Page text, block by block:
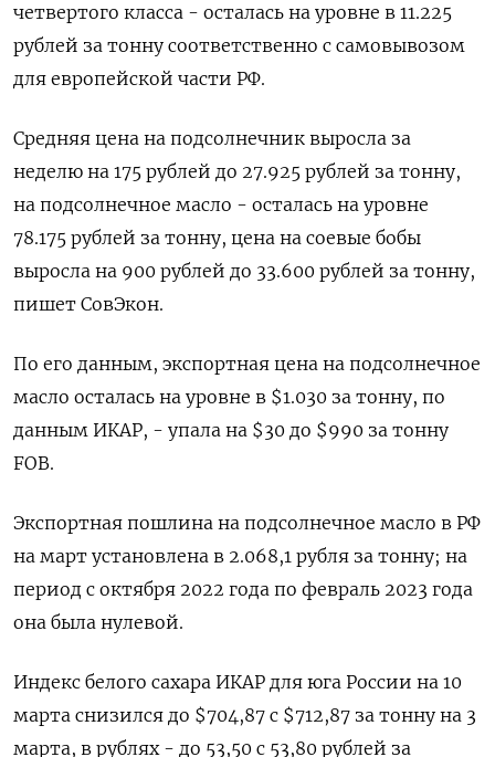
четвертого класса - осталась на уровне в 11.225
рублей за тонну соответственно с самовывозом
для европейской части РФ.
Средняя цена на подсолнечник выросла за
неделю на 175 рублей до 27.925 рублей за тонну,
на подсолнечное масло - осталась на уровне
78.175 рублей за тонну, цена на соевые бобы
выросла на 900 рублей до 33.600 рублей за тонну,
пишет СовЭкон.
По его данным, экспортная цена на подсолнечное
масло осталась на уровне в $1.030 за тонну, по
данным ИКАР, - упала на $30 до $990 за тонну
FOB.
Экспортная пошлина на подсолнечное масло в РФ
на март установлена в 2.068,1 рубля за тонну; на
период с октября 2022 года по февраль 2023 года
она была нулевой.
Индекс белого сахара ИКАР для юга России на 10
марта снизился до $704,87 с $712,87 за тонну на 3
марта, в рублях - до 53,50 с 53,80 рублей за